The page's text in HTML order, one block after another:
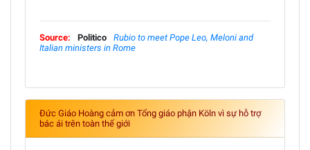
Source: Politico
Rubio to meet Pope Leo, Meloni and
Italian ministers in Rome
Đức Giáo Hoàng cảm ơn Tổng giáo phận Köln vì sự hỗ trợ
bác ái trên toàn thế giới